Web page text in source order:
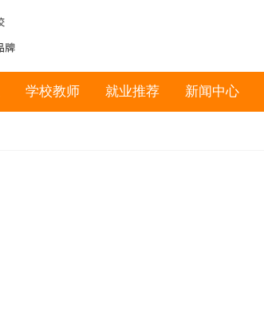
学校教师 就业推荐 新闻中心